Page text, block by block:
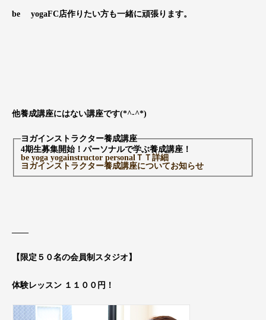
be yogaFC店作りたい方も一緒に頑張ります。
他養成講座にはない講座です(*^-^*)
ヨガインストラクター養成講座
4期生募集開始！パーソナルで学ぶ養成講座！
be yoga yogainstructor personalＴＴ詳細
ヨガインストラクター養成講座についてお知らせ
【限定５０名の会員制スタジオ】
体験レッスン １１００円！